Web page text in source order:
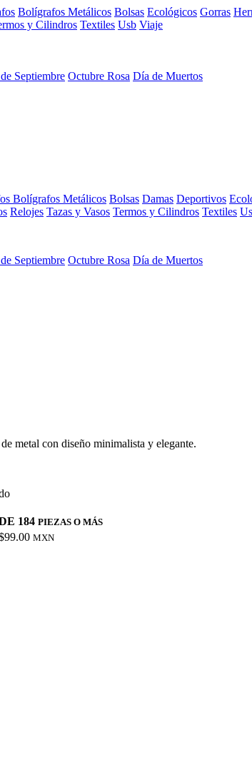
Bolígrafos Metálicos Bolsas Ecológicos Gorras
y Cilindros Textiles Usb Viaje
Septiembre Octubre Rosa Día de Muertos
Bolígrafos Metálicos Bolsas Damas Deportivos
Relojes Tazas y Vasos Termos y Cilindros Textiles
Septiembre Octubre Rosa Día de Muertos
metal con diseño minimalista y elegante.
184 PIEZAS O MÁS
MXN